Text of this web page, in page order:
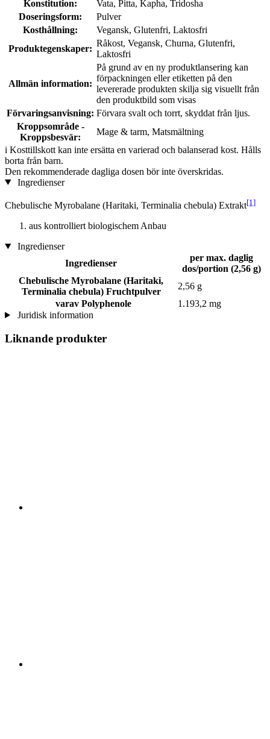
Konstitution:
Vata, Pitta, Kapha, Tridosha
Doseringsform:
Pulver
Kosthållning:
Vegansk, Glutenfri, Laktosfri
Produktegenskaper:
Råkost, Vegansk, Churna, Glutenfri,
Laktosfri
Allmän information:
På grund av en ny produktlansering kan
förpackningen eller etiketten på den
levererade produkten skilja sig visuellt från
den produktbild som visas
Förvaringsanvisning: Förvara svalt och torrt, skyddat från ljus.
Kroppsområde -
Kroppsbesvär:
Mage & tarm, Matsmältning
i Kosttillskott kan inte ersätta en varierad och balanserad kost. Hålls
borta från barn.
Den rekommenderade dagliga dosen bör inte överskridas.
Ingredienser
Chebulische Myrobalane (Haritaki, Terminalia chebula) Extrakt[1]
aus kontrolliert biologischem Anbau
Ingredienser
Ingredienser
per max. daglig
dos/portion (2,56 g)
Chebulische Myrobalane (Haritaki,
Terminalia chebula) Fruchtpulver
2,56 g
varav Polyphenole
1.193,2 mg
Juridisk information
Liknande produkter